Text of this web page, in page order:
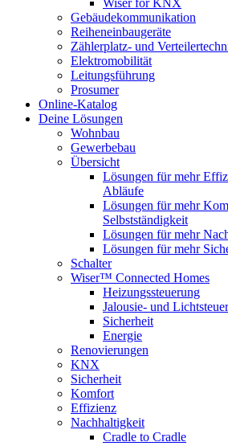
Gebäudekommunikation
Reiheneinbaugeräte
Zählerplatz- und
Elektromobilität
Leitungsführung
Prosumer
Online-Katalog
Deine Lösungen
Wohnbau
Gewerbebau
Übersicht
Lösungen für mehr
Abläufe
Lösungen für mehr
Selbstständigkeit
Lösungen für mehr
Lösungen für mehr
Schalter
Wiser™ Connected Homes
Heizungssteuerung
Jalousie- und
Sicherheit
Energie
Renovierungen
KNX
Sicherheit
Komfort
Effizienz
Nachhaltigkeit
Cradle to Cradle